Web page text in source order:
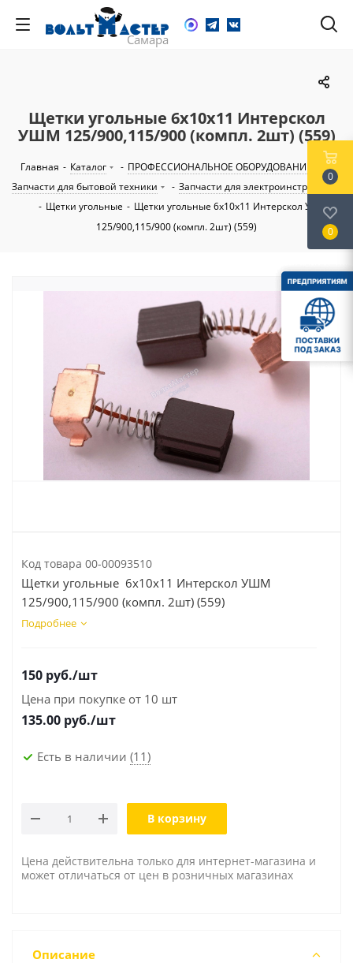
Щетки угольные 6х10х11 Интерскол
УШМ 125/900,115/900 (компл. 2шт) (559)
Главная - Каталог - ПРОФЕССИОНАЛЬНОЕ ОБОРУДОВАНИЕ
-
Запчасти для бытовой техники
- Запчасти для электроинструмента
- Щетки угольные - Щетки угольные 6х10х11 Интерскол УШМ
125/900,115/900 (компл. 2шт) (559)
Код товара 00-00093510
Щетки угольные 6х10х11 Интерскол УШМ
125/900,115/900 (компл. 2шт) (559)
Подробнее
150 руб./шт
Цена при покупке от 10 шт
135.00 руб./шт
Есть в наличии (11)
В корзину
Цена действительна только для интернет-магазина и
может отличаться от цен в розничных магазинах
Описание
0
0